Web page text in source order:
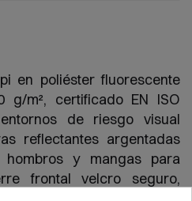
en poliéster fluorescente
g/m², certificado EN ISO
de riesgo visual
reflectantes argentadas
y mangas para
frontal velcro seguro,